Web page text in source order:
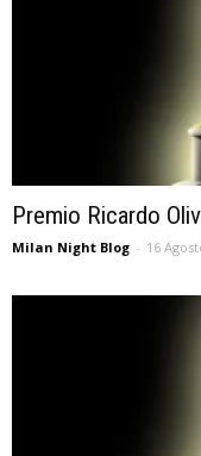
Premio Ricardo
Milan Night Blog - 16